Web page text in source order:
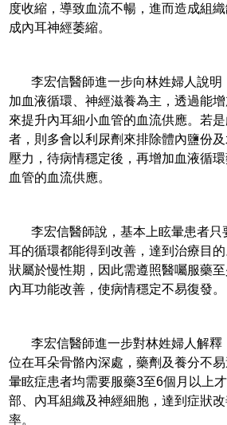
度收縮，導致血流不暢，進而造成組
成內耳神經萎縮。
李宏信醫師進一步向林姓婦人說明
加血液循環、神經滋養為主，透過能增
來提升內耳細小血管的血流供應。若
者，則多會以利尿劑來排除體內鹽份
壓力，待病情穩定後，再增加血液循
血管的血流供應。
李宏信醫師說，基本上眩暈患者只
耳的循環都能得到改善，達到治療目
狀屬於慢性期，因此需遵照醫囑服藥
內耳功能改善，使病情穩定不易復發。
李宏信醫師進一步對林姓婦人解釋
位在耳朵骨骼內深處，藥劑及養分不
暈眩症患者均需要服藥3至6個月以上
部、內耳組織及神經細胞，達到症狀
率。